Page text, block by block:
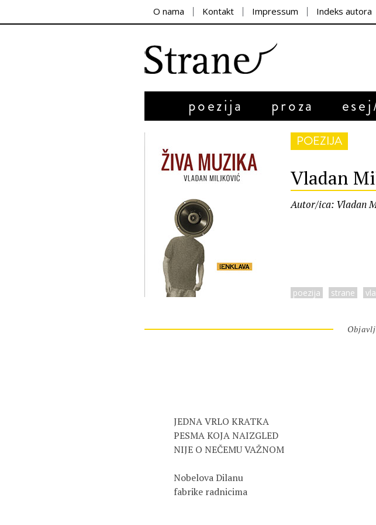
O nama Kontakt Impressum Indeks autora
poezija proza
POEZIJA
Vladan
Autor/ica: Vladan
poezija strane
JEDNA VRLO KRATKA
PESMA KOJA NAIZGLED
NIJE O NEČEMU VAŽNOM
Nobelova Dilanu
fabrike radnicima